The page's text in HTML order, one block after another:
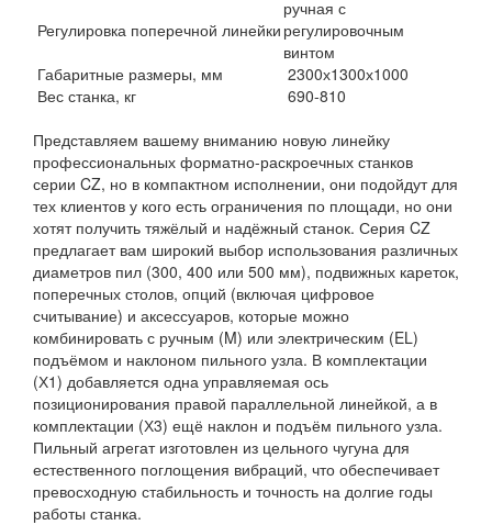
Регулировка поперечной линейки
ручная с
регулировочным
винтом
Габаритные размеры, мм
2300х1300х1000
Вес станка, кг
690-810
Представляем вашему вниманию новую линейку
профессиональных форматно-раскроечных станков
серии CZ, но в компактном исполнении, они подойдут для
тех клиентов у кого есть ограничения по площади, но они
хотят получить тяжёлый и надёжный станок. Серия CZ
предлагает вам широкий выбор использования различных
диаметров пил (300, 400 или 500 мм), подвижных кареток,
поперечных столов, опций (включая цифровое
считывание) и аксессуаров, которые можно
комбинировать с ручным (M) или электрическим (EL)
подъёмом и наклоном пильного узла. В комплектации
(Х1) добавляется одна управляемая ось
позиционирования правой параллельной линейкой, а в
комплектации (Х3) ещё наклон и подъём пильного узла.
Пильный агрегат изготовлен из цельного чугуна для
естественного поглощения вибраций, что обеспечивает
превосходную стабильность и точность на долгие годы
работы станка.